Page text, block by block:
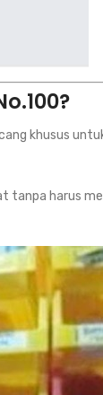
khusus
tanpa harus